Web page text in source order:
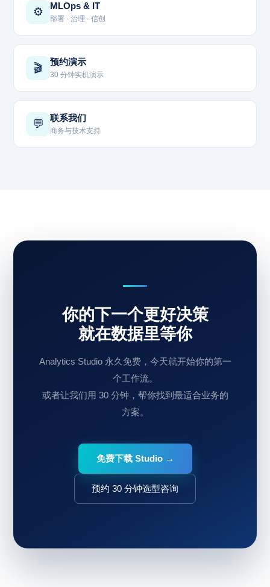
⚙️ MLOps & IT
部署 · 治理 · 信创
🎬 预约演示
30 分钟实机演示
💬 联系我们
商务与技术支持
你的下一个更好决策
就在数据里等你
Analytics Studio 永久免费，今天就开始你的第一
个工作流。
或者让我们用 30 分钟，帮你找到最适合业务的
方案。
免费下载 Studio →
预约 30 分钟选型咨询